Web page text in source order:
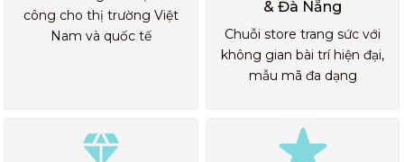
công cho thị trường Việt
Nam và quốc tế
& Đà Nẵng
Chuỗi store trang sức với
không gian bài trí hiện đại,
mẫu mã đa dạng